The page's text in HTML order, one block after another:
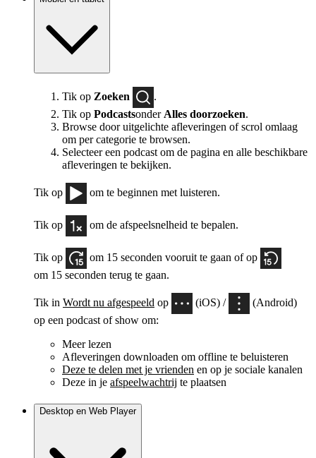
Tik op Zoeken
.
Tik op Podcastsonder Alles doorzoeken.
Browse door uitgelichte afleveringen of scrol omlaag
om per categorie te browsen.
Selecteer een podcast om de pagina en alle beschikbare
afleveringen te bekijken.
Tik op om te beginnen met luisteren.
Tik op om de afspeelsnelheid te bepalen.
Tik op
om 15 seconden vooruit te gaan of op
om 15 seconden terug te gaan.
Tik in Wordt nu afgespeeld op (iOS) /
(Android)
op een podcast of show om:
Meer lezen
Afleveringen downloaden om offline te beluisteren
Deze te delen met je vrienden en op je sociale kanalen
Deze in je afspeelwachtrij te plaatsen
Desktop en Web Player